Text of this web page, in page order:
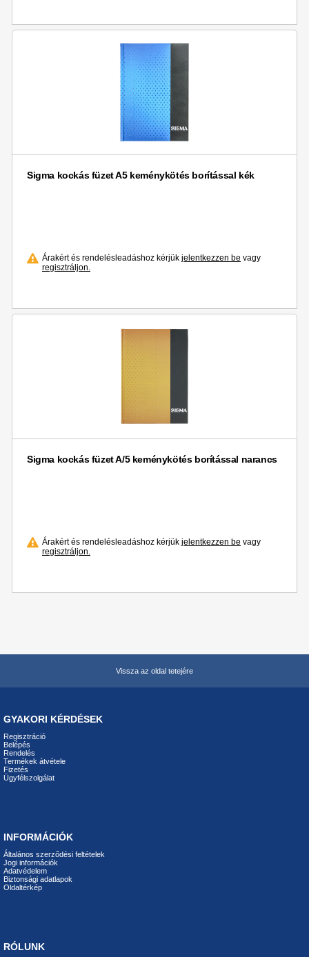
Sigma kockás füzet A5 keménykötés borítással kék
Árakért és rendelésleadáshoz kérjük jelentkezzen be vagy
regisztráljon.
Sigma kockás füzet A/5 keménykötés borítással narancs
Árakért és rendelésleadáshoz kérjük jelentkezzen be vagy
regisztráljon.
Vissza az oldal tetejére
GYAKORI KÉRDÉSEK
Regisztráció
Belépés
Rendelés
Termékek átvétele
Fizetés
Ügyfélszolgálat
INFORMÁCIÓK
Általános szerződési feltételek
Jogi információk
Adatvédelem
Biztonsági adatlapok
Oldaltérkép
RÓLUNK